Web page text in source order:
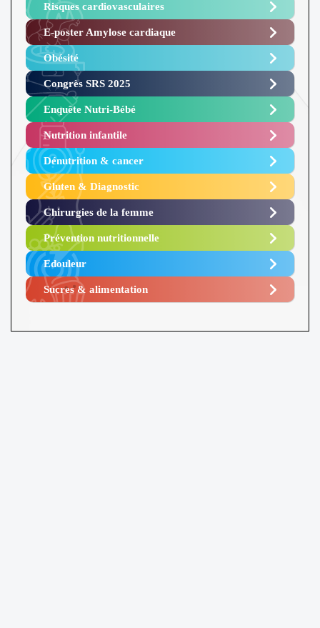
Risques cardiovasculaires
E-poster Amylose cardiaque ​
Obésité ​
Congrès SRS 2025 ​
Enquête Nutri-Bébé ​
Nutrition infantile
Dénutrition & cancer
Gluten & Diagnostic
Chirurgies de la femme
Prévention nutritionnelle
Edouleur​
Sucres & alimentation​